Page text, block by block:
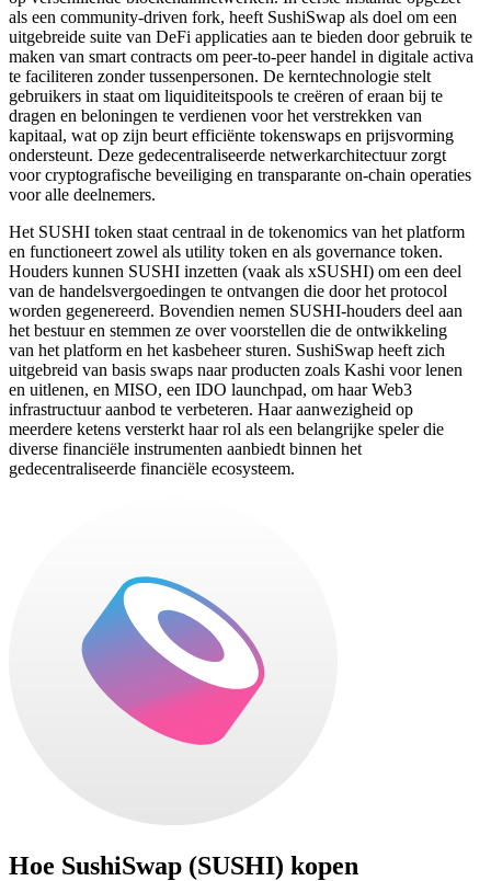
als een community-driven fork, heeft SushiSwap als doel om een
uitgebreide suite van DeFi applicaties aan te bieden door gebruik te
maken van smart contracts om peer-to-peer handel in digitale activa
te faciliteren zonder tussenpersonen. De kerntechnologie stelt
gebruikers in staat om liquiditeitspools te creëren of eraan bij te
dragen en beloningen te verdienen voor het verstrekken van
kapitaal, wat op zijn beurt efficiënte tokenswaps en prijsvorming
ondersteunt. Deze gedecentraliseerde netwerkarchitectuur zorgt
voor cryptografische beveiliging en transparante on-chain operaties
voor alle deelnemers.
Het SUSHI token staat centraal in de tokenomics van het platform
en functioneert zowel als utility token en als governance token.
Houders kunnen SUSHI inzetten (vaak als xSUSHI) om een deel
van de handelsvergoedingen te ontvangen die door het protocol
worden gegenereerd. Bovendien nemen SUSHI-houders deel aan
het bestuur en stemmen ze over voorstellen die de ontwikkeling
van het platform en het kasbeheer sturen. SushiSwap heeft zich
uitgebreid van basis swaps naar producten zoals Kashi voor lenen
en uitlenen, en MISO, een IDO launchpad, om haar Web3
infrastructuur aanbod te verbeteren. Haar aanwezigheid op
meerdere ketens versterkt haar rol als een belangrijke speler die
diverse financiële instrumenten aanbiedt binnen het
gedecentraliseerde financiële ecosysteem.
Hoe SushiSwap (SUSHI) kopen